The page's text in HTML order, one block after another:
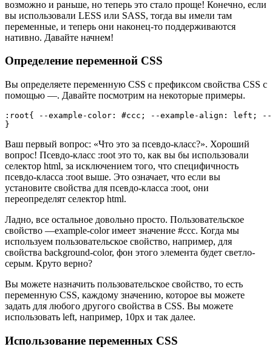
возможно и раньше, но теперь это стало проще! Конечно, если
вы использовали LESS или SASS, тогда вы имели там
переменные, и теперь они наконец-то поддерживаются
нативно. Давайте начнем!
Определение переменной CSS
Вы определяете переменную CSS с префиксом свойства CSS с
помощью —. Давайте посмотрим на некоторые примеры.
:root{ --example-color: #ccc; --example-align: left; --
}
Ваш первый вопрос: «Что это за псевдо-класс?». Хороший
вопрос! Псевдо-класс :root это то, как вы бы использовали
селектор html, за исключением того, что специфичность
псевдо-класса :root выше. Это означает, что если вы
установите свойства для псевдо-класса :root, они
переопределят селектор html.
Ладно, все остальное довольно просто. Пользовательское
свойство —example-color имеет значение #ccc. Когда мы
используем пользовательское свойство, например, для
свойства background-color, фон этого элемента будет светло-
серым. Круто верно?
Вы можете назначить пользовательское свойство, то есть
переменную CSS, каждому значению, которое вы можете
задать для любого другого свойства в CSS. Вы можете
использовать left, например, 10px и так далее.
Использование переменных CSS